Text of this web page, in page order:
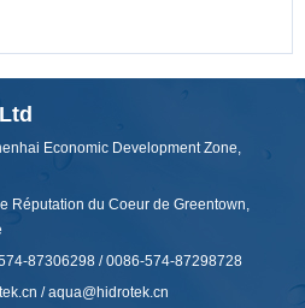
Economic Development Zone,
Réputation du Coeur de Greentown,
87306298 / 0086-574-87298728
/aqua@hidrotek.cn